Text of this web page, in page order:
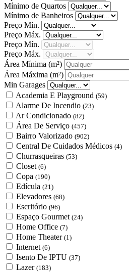
Mínimo de Quartos
Mínimo de Banheiros
Preço Mín.
Preço Máx.
Preço Mín.
Preço Máx.
Área Mínima (m²)
Área Máxima (m²)
Min Garages
Academia E Playground (59)
Alarme De Incendio (23)
Ar Condicionado (82)
Área De Serviço (457)
Bairro Valorizado (902)
Central De Cuidados Médicos (4)
Churrasqueiras (53)
Closet (6)
Copa (190)
Edícula (21)
Elevadores (68)
Escritório (96)
Espaço Gourmet (24)
Home Office (7)
Home Theater (1)
Internet (6)
Isento De IPTU (37)
Lazer (183)